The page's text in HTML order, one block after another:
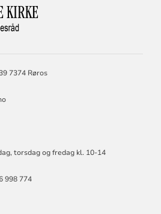
7374 Røros
torsdag og fredag kl. 10-14
998 774